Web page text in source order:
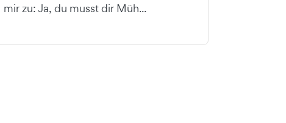
mir zu: Ja, du musst dir Müh...